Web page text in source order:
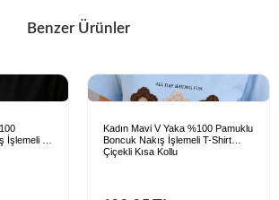
Benzer Ürünler
İşlemeli T-
Kadın Mavi V Yaka %100 Pamuklu
Boncuk Nakış İşlemeli T-Shirt
Çiçekli Kısa Kollu